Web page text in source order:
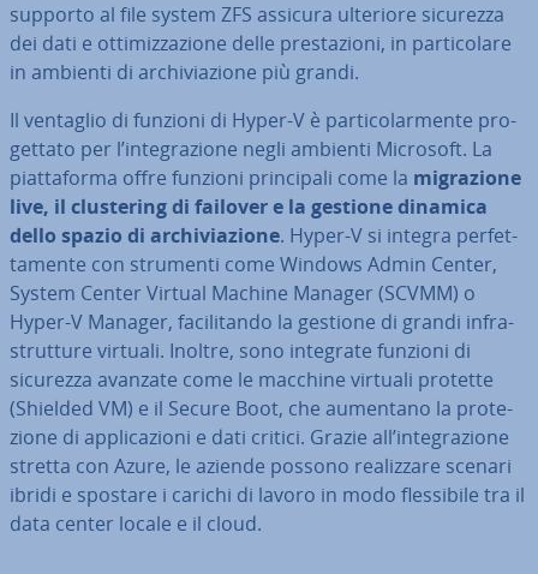
supporto al file system ZFS assicura ulteriore sicurezza
dei dati e ot­ti­miz­za­zio­ne delle pre­sta­zio­ni, in par­ti­co­la­re
in ambienti di ar­chi­via­zio­ne più grandi.
Il ventaglio di funzioni di Hyper-V è par­ti­co­lar­men­te pro­
get­ta­to per l’in­te­gra­zio­ne negli ambienti Microsoft. La
piat­ta­for­ma offre funzioni prin­ci­pa­li come la mi­gra­zio­ne
live, il clu­ste­ring di failover e la gestione dinamica
dello spazio di ar­chi­via­zio­ne. Hyper-V si integra per­fet­
ta­men­te con strumenti come Windows Admin Center,
System Center Virtual Machine Manager (SCVMM) o
Hyper-V Manager, fa­ci­li­tan­do la gestione di grandi in­fra­
strut­tu­re virtuali. Inoltre, sono integrate funzioni di
sicurezza avanzate come le macchine virtuali protette
(Shielded VM) e il Secure Boot, che aumentano la pro­te­
zio­ne di ap­pli­ca­zio­ni e dati critici. Grazie all’in­te­gra­zio­ne
stretta con Azure, le aziende possono rea­liz­za­re scenari
ibridi e spostare i carichi di lavoro in modo fles­si­bi­le tra il
data center locale e il cloud.